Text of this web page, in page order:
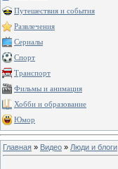
Путешествия и события
Развлечения
Сериалы
Спорт
Транспорт
Фильмы и анимация
Хобби и образование
Юмор
Главная » Видео » Люди и блоги